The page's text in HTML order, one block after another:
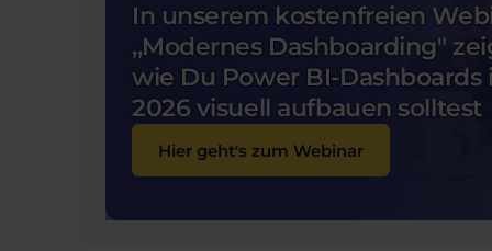
In unserem kostenfreien
,,Modernes Dashboarding"
wie Du Power BI-Dashboards
2026 visuell aufbauen solltest
Hier geht's zum Webinar